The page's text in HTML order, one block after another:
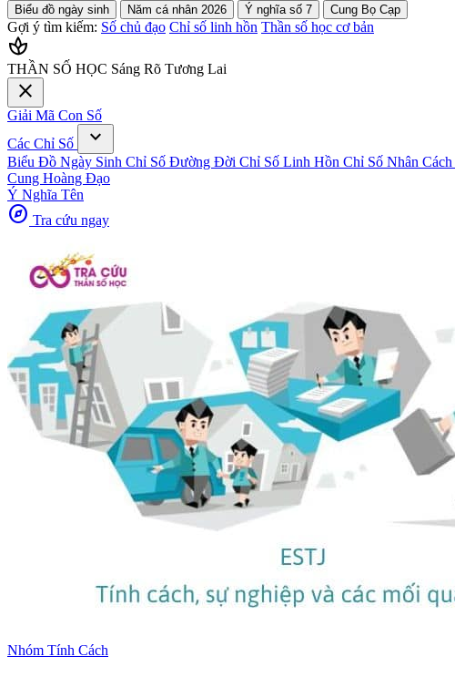
Biểu đồ ngày sinh Năm cá nhân 2026 Ý nghĩa số 7 Cung Bọ Cạp
Gợi ý tìm kiếm: Số chủ đạo Chỉ số linh hồn Thần số học cơ bản
spa
THẦN SỐ HỌC Sáng Rõ Tương Lai
close
Giải Mã Con Số
Các Chỉ Số
expand_more
Biểu Đồ Ngày Sinh Chỉ Số Đường Đời Chỉ Số Linh Hồn Chỉ Số Nhân Cách
Cung Hoàng Đạo
Ý Nghĩa Tên
explore Tra cứu ngay
Nhóm Tính Cách